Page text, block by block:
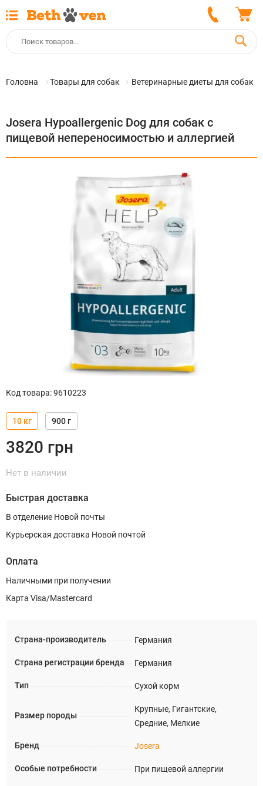
Головна Товары для собак Ветеринарные диеты для собак
Josera Hypoallergenic Dog для собак с
пищевой непереносимостью и аллергией
Код товара:9610223
10 кг 900 г
3820 грн
Нет в наличии
Быстрая доставка
В отделение Новой почты
Курьерская доставка Новой почтой
Оплата
Наличными при получении
Карта Visa/Mastercard
Страна-производитель Германия
Страна регистрации бренда Германия
Тип Сухой корм
Размер породы
Крупные, Гигантские,
Средние, Мелкие
Бренд Josera
Особые потребности При пищевой аллергии